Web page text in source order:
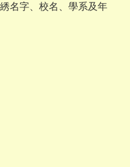
名字、校名、學系及年